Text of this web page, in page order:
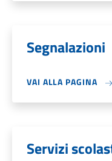
Segnalazioni
VAI ALLA PAGINA
Servizi